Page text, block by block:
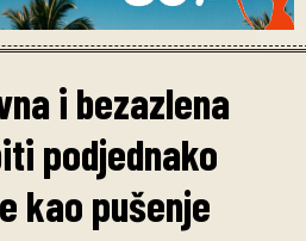
i bezazlena
podjednako
kao pušenje